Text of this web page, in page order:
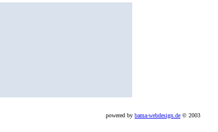
powered by bama-webdesign.de © 2003